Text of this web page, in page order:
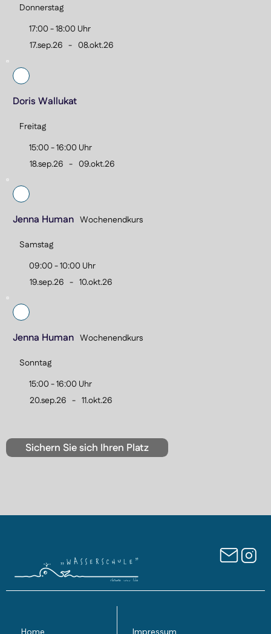
Donnerstag
17:00 - 18:00 Uhr
17.sep.26 - 08.okt.26
Doris Wallukat
Freitag
15:00 - 16:00 Uhr
18.sep.26 - 09.okt.26
Jenna Human Wochenendkurs
Samstag
09:00 - 10:00 Uhr
19.sep.26 - 10.okt.26
Jenna Human Wochenendkurs
Sonntag
15:00 - 16:00 Uhr
20.sep.26 - 11.okt.26
Sichern Sie sich Ihren Platz
Home Impressum